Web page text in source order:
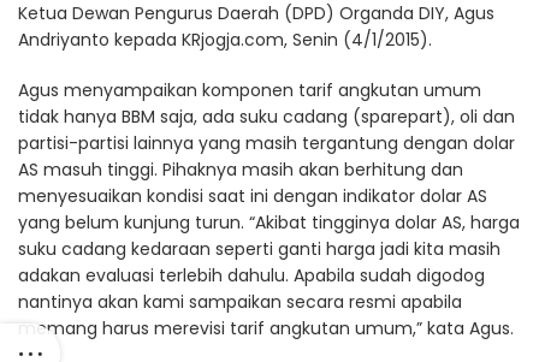
Ketua Dewan Pengurus Daerah (DPD) Organda DIY, Agus
Andriyanto kepada KRjogja.com, Senin (4/1/2015).
Agus menyampaikan komponen tarif angkutan umum
tidak hanya BBM saja, ada suku cadang (sparepart), oli dan
partisi-partisi lainnya yang masih tergantung dengan dolar
AS masuh tinggi. Pihaknya masih akan berhitung dan
menyesuaikan kondisi saat ini dengan indikator dolar AS
yang belum kunjung turun. “Akibat tingginya dolar AS, harga
suku cadang kedaraan seperti ganti harga jadi kita masih
adakan evaluasi terlebih dahulu. Apabila sudah digodog
nantinya akan kami sampaikan secara resmi apabila
memang harus merevisi tarif angkutan umum,” kata Agus.